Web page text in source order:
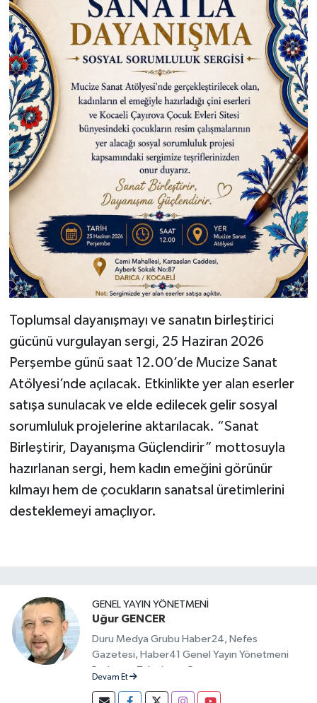
Toplumsal dayanışmayı ve sanatın birleştirici
gücünü vurgulayan sergi, 25 Haziran 2026
Perşembe günü saat 12.00’de Mucize Sanat
Atölyesi’nde açılacak. Etkinlikte yer alan eserler
satışa sunulacak ve elde edilecek gelir sosyal
sorumluluk projelerine aktarılacak. “Sanat
Birleştirir, Dayanışma Güçlendirir” mottosuyla
hazırlanan sergi, hem kadın emeğini görünür
kılmayı hem de çocukların sanatsal üretimlerini
desteklemeyi amaçlıyor.
GENEL YAYIN YÖNETMENI
Uğur GENCER
Duru Medya Grubu Haber24, Nefes
Gazetesi, Haber41 Genel Yayın Yönetmeni
Radyo ve Televizyon Programcısı
Devam Et